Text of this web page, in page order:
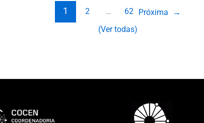
1 2 … 62 Próxima
→
(Ver todas)